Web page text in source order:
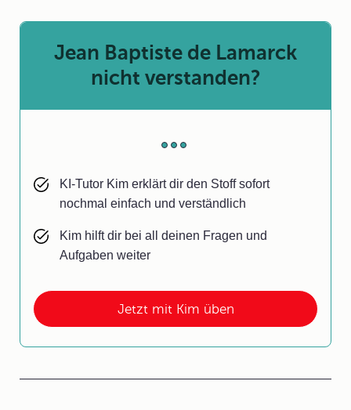
Jetzt mit Kim üben
Jean Baptiste de Lamarck
nicht verstanden?
KI-Tutor Kim erklärt dir den Stoff sofort
nochmal einfach und verständlich
Kim hilft dir bei all deinen Fragen und
Aufgaben weiter